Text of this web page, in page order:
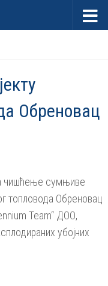
Обреновац
чишћењe сумњиве
топловода Обреновац
Team“ ДОО,
убојних